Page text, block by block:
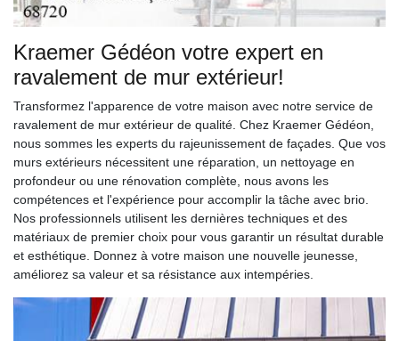
Kraemer Gédéon votre expert en
ravalement de mur extérieur!
Transformez l'apparence de votre maison avec notre service de
ravalement de mur extérieur de qualité. Chez Kraemer Gédéon,
nous sommes les experts du rajeunissement de façades. Que vos
murs extérieurs nécessitent une réparation, un nettoyage en
profondeur ou une rénovation complète, nous avons les
compétences et l'expérience pour accomplir la tâche avec brio.
Nos professionnels utilisent les dernières techniques et des
matériaux de premier choix pour vous garantir un résultat durable
et esthétique. Donnez à votre maison une nouvelle jeunesse,
améliorez sa valeur et sa résistance aux intempéries.